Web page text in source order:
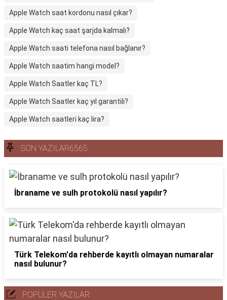
Apple Watch saat kordonu nasıl çıkar?
Apple Watch kaç saat şarjda kalmalı?
Apple Watch saati telefona nasıl bağlanır?
Apple Watch saatim hangi model?
Apple Watch Saatler kaç TL?
Apple Watch Saatler kaç yıl garantili?
Apple Watch saatleri kaç lira?
SON YAZILAR6565
İbraname ve sulh protokolü nasıl yapılır?
Türk Telekom'da rehberde kayıtlı olmayan numaralar
nasıl bulunur?
POPÜLER YAZILAR